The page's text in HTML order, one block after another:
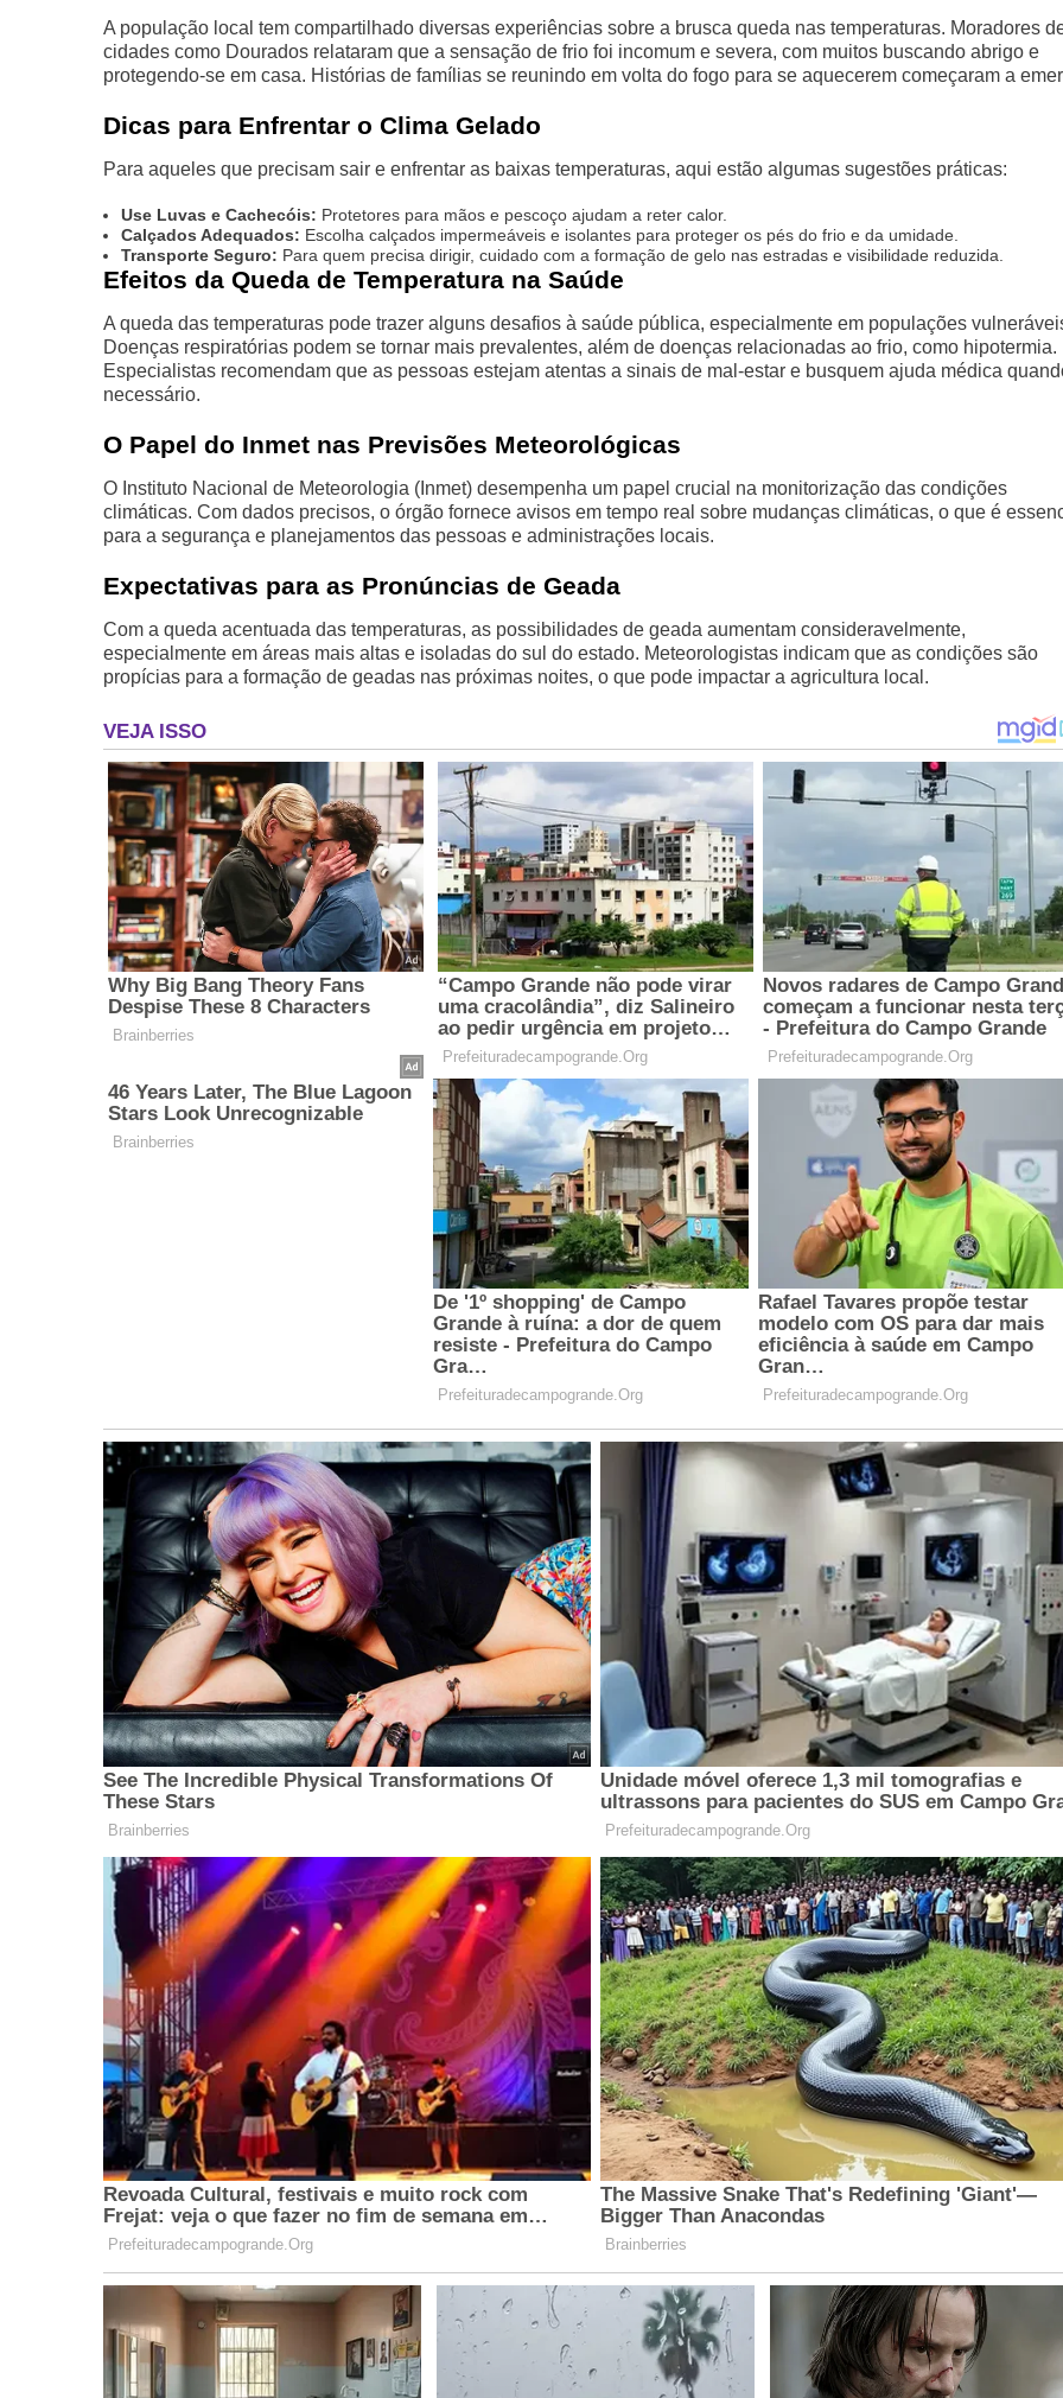
A população local tem compartilhado diversas experiências sobre a brusca queda nas temperaturas. Moradores
cidades como Dourados relataram que a sensação de frio foi incomum e severa, com muitos buscando abrigo e
protegendo-se em casa. Histórias de famílias se reunindo em volta do fogo para se aquecerem começaram a
Dicas para Enfrentar o Clima Gelado
Para aqueles que precisam sair e enfrentar as baixas temperaturas, aqui estão algumas sugestões práticas:
Use Luvas e Cachecóis: Protetores para mãos e pescoço ajudam a reter calor.
Calçados Adequados: Escolha calçados impermeáveis e isolantes para proteger os pés do frio e da umidade.
Transporte Seguro: Para quem precisa dirigir, cuidado com a formação de gelo nas estradas e visibilidade reduzida.
Efeitos da Queda de Temperatura na Saúde
A queda das temperaturas pode trazer alguns desafios à saúde pública, especialmente em populações
Doenças respiratórias podem se tornar mais prevalentes, além de doenças relacionadas ao frio, como hipotermia.
Especialistas recomendam que as pessoas estejam atentas a sinais de mal-estar e busquem ajuda médica
necessário.
O Papel do Inmet nas Previsões Meteorológicas
O Instituto Nacional de Meteorologia (Inmet) desempenha um papel crucial na monitorização das condições
climáticas. Com dados precisos, o órgão fornece avisos em tempo real sobre mudanças climáticas, o que é
para a segurança e planejamentos das pessoas e administrações locais.
Expectativas para as Pronúncias de Geada
Com a queda acentuada das temperaturas, as possibilidades de geada aumentam consideravelmente,
especialmente em áreas mais altas e isoladas do sul do estado. Meteorologistas indicam que as condições são
propícias para a formação de geadas nas próximas noites, o que pode impactar a agricultura local.